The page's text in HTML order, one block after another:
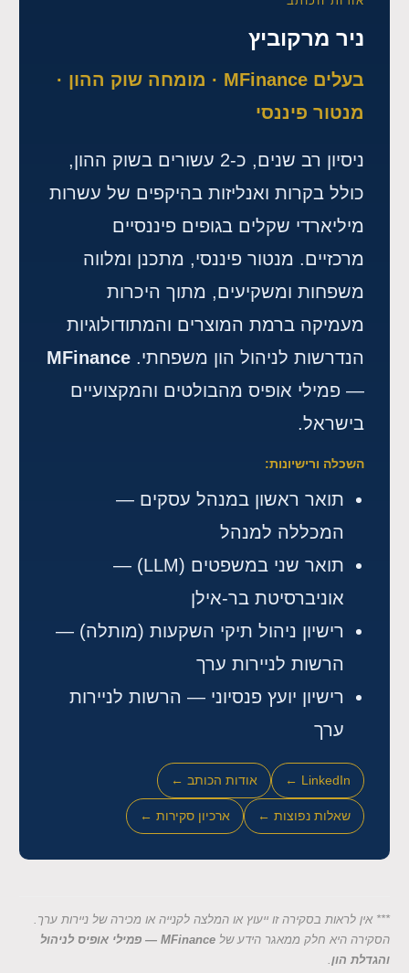
ניר מרקוביץ
בעלים MFinance · מומחה שוק ההון ·
מנטור פיננסי
ניסיון רב שנים, כ-2 עשורים בשוק ההון,
כולל בקרות ואנליזות בהיקפים של עשרות
מיליארדי שקלים בגופים פיננסיים
מרכזיים. מנטור פיננסי, מתכנן ומלווה
משפחות ומשקיעים, מתוך היכרות
מעמיקה ברמת המוצרים והמתודולוגיות
הנדרשות לניהול הון משפחתי. MFinance
— פמילי אופיס מהבולטים והמקצועיים
בישראל.
השכלה ורישיונות:
תואר ראשון במנהל עסקים —
המכללה למנהל
תואר שני במשפטים (LLM) —
אוניברסיטת בר-אילן
רישיון ניהול תיקי השקעות (מותלה) —
הרשות לניירות ערך
רישיון יועץ פנסיוני — הרשות לניירות
ערך
LinkedIn ← אודות הכותב ←
שאלות נפוצות ← ארכיון סקירות ←
*** אין לראות בסקירה זו ייעוץ או המלצה לקנייה או מכירה של ניירות ערך.
הסקירה היא חלק ממאגר הידע של
MFinance — פמילי אופיס לניהול
והגדלת הון.